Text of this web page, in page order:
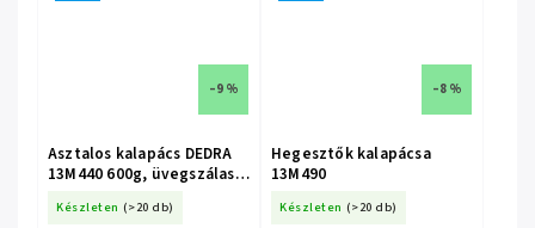
–9 %
Asztalos kalapács DEDRA
13M440 600g, üvegszálas
Készleten (>20 db)
–8 %
Hegesztők kalapácsa
13M490
Készleten (>20 db)